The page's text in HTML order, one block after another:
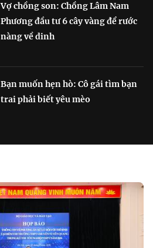
Vợ chồng son: Chồng Lâm Nam
Phương đầu tư 6 cây vàng để rước
nàng về dinh
Bạn muốn hẹn hò: Cô gái tìm bạn
trai phải biết yêu mèo